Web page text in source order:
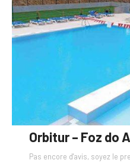
Orbitur – Foz do
Pas encore d'avis, soyez le